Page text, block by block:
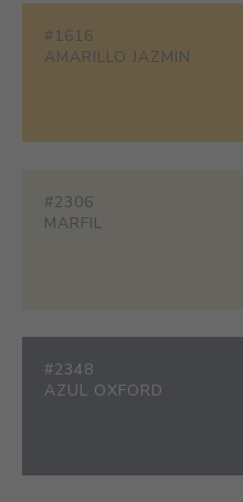
#1616
AMARILLO JAZMIN
#2306
MARFIL
#2348
AZUL OXFORD